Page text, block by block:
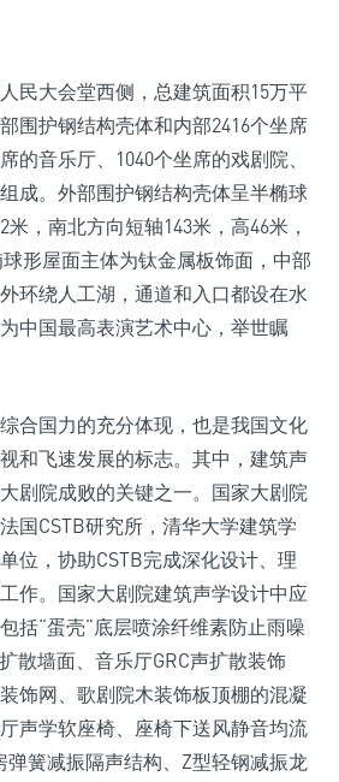
民大会堂西侧，总建筑面积15万平
围护钢结构壳体和内部2416个坐席
的音乐厅、1040个坐席的戏剧院、
成。外部围护钢结构壳体呈半椭球
，南北方向短轴143米，高46米，
形屋面主体为钛金属板饰面，中部
环绕人工湖，通道和入口都设在水
中国最高表演艺术中心，举世瞩
合国力的充分体现，也是我国文化
和飞速发展的标志。其中，建筑声
剧院成败的关键之一。国家大剧院
国CSTB研究所，清华大学建筑学
位，协助CSTB完成深化设计、理
作。国家大剧院建筑声学设计中应
括“蛋壳”底层喷涂纤维素防止雨噪
散墙面、音乐厅GRC声扩散装饰
饰网、歌剧院木装饰板顶棚的混凝
声学软座椅、座椅下送风静音均流
弹簧减振隔声结构、Z型轻钢减振龙